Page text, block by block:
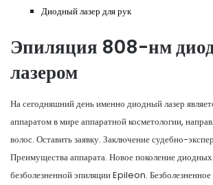
Диодный лазер для рук
Эпиляция 808-нм
лазером
На сегодняшний день именно диодный лазер
аппаратом в мире аппаратной косметологии,
волос. Оставить заявку. Заключение судебно-
Преимущества аппарата. Новое поколение диодных
безболезненной эпиляции Epileon. Безболезненное